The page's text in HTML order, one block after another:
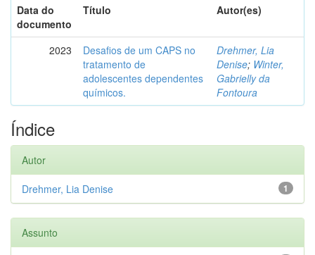
Data do
documento
Título Autor(es)
2023
Desafios de um CAPS no
tratamento de
adolescentes dependentes
químicos.
Drehmer, Lia
Denise; Winter,
Gabrielly da
Fontoura
Índice
Autor
1
Drehmer, Lia Denise
Assunto